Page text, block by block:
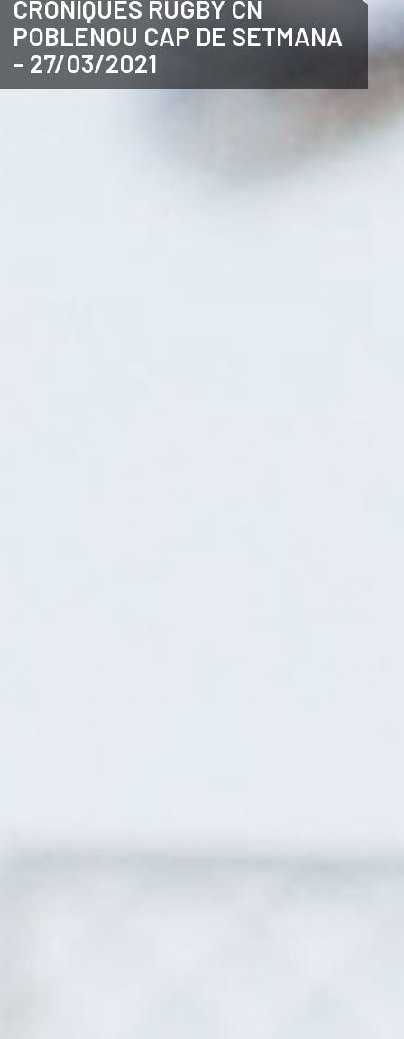
ANGLÈS
CRÒNIQUES RUGBY CN
POBLENOU CAP DE SETMANA
– 27/03/2021